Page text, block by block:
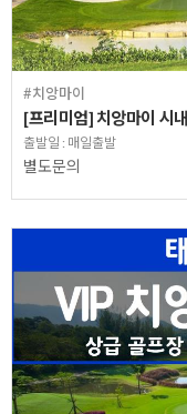
#치앙마이
[프리미엄] 치앙마이 시
출발일 : 매일출발
별도문의